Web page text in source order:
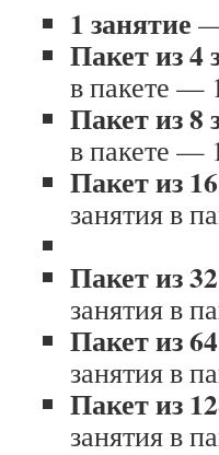
1 занятие
Пакет из 4
в пакете —
Пакет из 8
в пакете —
Пакет из
занятия в
Пакет из
занятия в
Пакет из
занятия в
Пакет из
занятия в